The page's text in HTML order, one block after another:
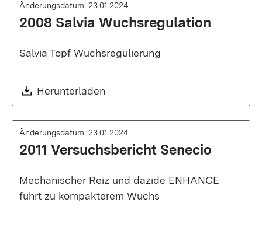
Änderungsdatum: 23.01.2024
2008 Salvia Wuchsregulation
Salvia Topf Wuchsregulierung
Download:
Herunterladen
Änderungsdatum: 23.01.2024
2011 Versuchsbericht Senecio
Mechanischer Reiz und dazide ENHANCE
führt zu kompakterem Wuchs